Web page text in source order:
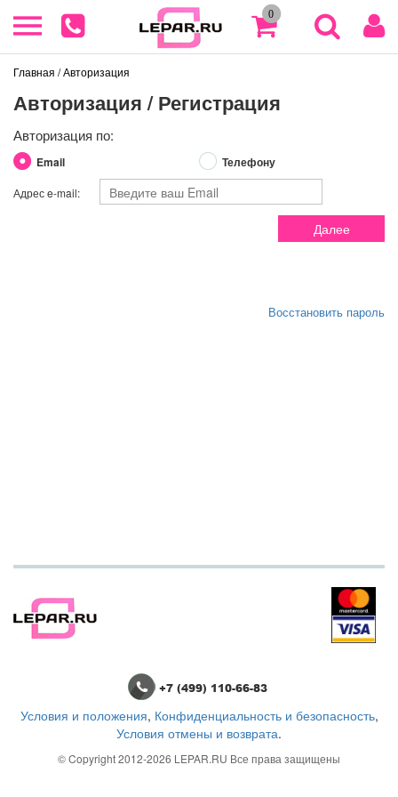
0
Главная / Авторизация
Авторизация / Регистрация
Авторизация по:
Email Телефону
Адрес e-mail:
Далее
Восстановить пароль
+7 (499) 110-66-83
Условия и положения, Конфиденциальность и безопасность,
Условия отмены и возврата.
© Copyright 2012-2026 LEPAR.RU Все права защищены